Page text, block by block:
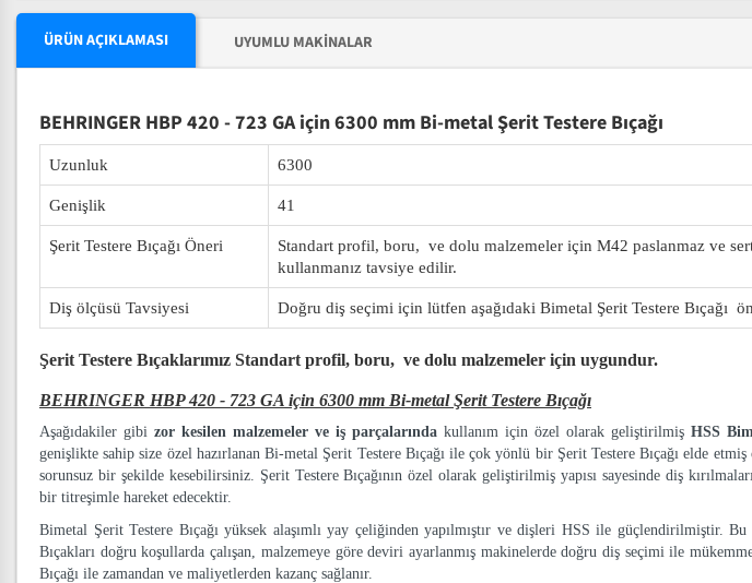
ÜRÜN AÇIKLAMASI UYUMLU MAKINALAR
BEHRINGER HBP 420 - 723 GA için 6300 mm Bi-metal Şerit Testere Bıçağı
Uzunluk 6300
Genişlik 41
Şerit Testere Bıçağı Öneri
Standart profil, boru, ve dolu malzemeler için M42 paslanmaz ve
kullanmanız tavsiye edilir.
Diş ölçüsü Tavsiyesi Doğru diş seçimi için lütfen aşağıdaki Bimetal Şerit Testere Bıçağı
Şerit Testere Bıçaklarımız Standart profil, boru, ve dolu malzemeler için uygundur.
BEHRINGER HBP 420 - 723 GA için 6300 mm Bi-metal Şerit Testere Bıçağı
Aşağıdakiler gibi zor kesilen malzemeler ve iş parçalarında kullanım için özel olarak geliştirilmiş HSS
genişlikte sahip size özel hazırlanan Bi-metal Şerit Testere Bıçağı ile çok yönlü bir Şerit Testere Bıçağı elde
sorunsuz bir şekilde kesebilirsiniz. Şerit Testere Bıçağının özel olarak geliştirilmiş yapısı sayesinde diş
bir titreşimle hareket edecektir.
Bimetal Şerit Testere Bıçağı yüksek alaşımlı yay çeliğinden yapılmıştır ve dişleri HSS ile güçlendirilmiştir.
Bıçakları doğru koşullarda çalışan, malzemeye göre deviri ayarlanmış makinelerde doğru diş seçimi ile
Bıçağı ile zamandan ve maliyetlerden kazanç sağlanır.